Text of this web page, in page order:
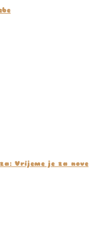
Vrijeme je za nove